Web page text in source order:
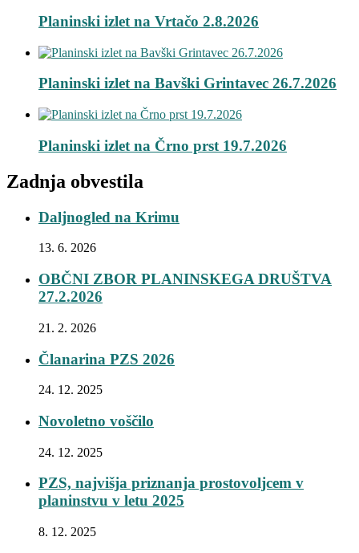
Planinski izlet na Vrtačo 2.8.2026
Planinski izlet na Bavški Grintavec 26.7.2026
Planinski izlet na Črno prst 19.7.2026
Zadnja obvestila
Daljnogled na Krimu
13. 6. 2026
OBČNI ZBOR PLANINSKEGA DRUŠTVA
27.2.2026
21. 2. 2026
Članarina PZS 2026
24. 12. 2025
Novoletno voščilo
24. 12. 2025
PZS, najvišja priznanja prostovoljcem v
planinstvu v letu 2025
8. 12. 2025